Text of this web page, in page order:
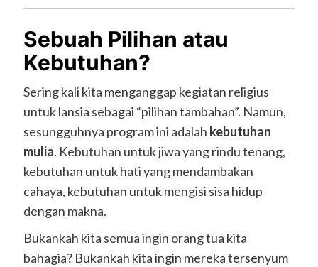
Sebuah Pilihan atau
Kebutuhan?
Sering kali kita menganggap kegiatan religius
untuk lansia sebagai “pilihan tambahan”. Namun,
sesungguhnya program ini adalah kebutuhan
mulia. Kebutuhan untuk jiwa yang rindu tenang,
kebutuhan untuk hati yang mendambakan
cahaya, kebutuhan untuk mengisi sisa hidup
dengan makna.
Bukankah kita semua ingin orang tua kita
bahagia? Bukankah kita ingin mereka tersenyum